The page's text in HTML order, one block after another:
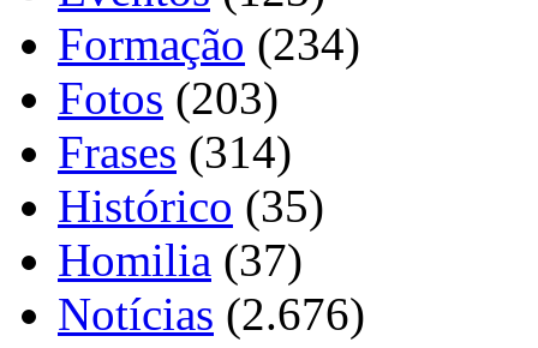
Formação (234)
Fotos (203)
Frases (314)
Histórico (35)
Homilia (37)
Notícias (2.676)